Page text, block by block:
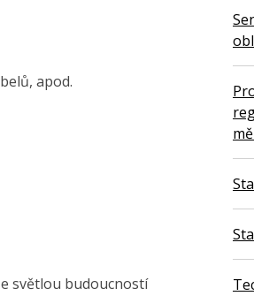
apod.
světlou budoucností